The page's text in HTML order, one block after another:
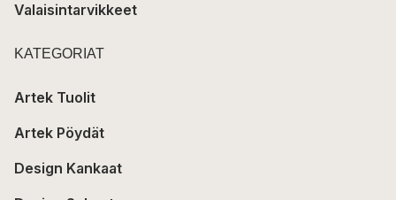
Valaisintarvikkeet
KATEGORIAT
Artek Tuolit
Artek Pöydät
Design Kankaat